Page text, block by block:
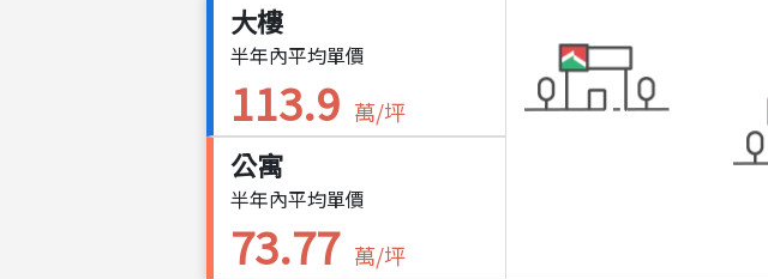
大樓
半年內平均單價
113.9 萬/坪
公寓
半年內平均單價
73.77 萬/坪